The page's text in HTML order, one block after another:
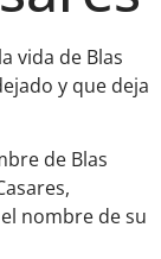
vida de Blas
y que deja
de Blas
nombre de su